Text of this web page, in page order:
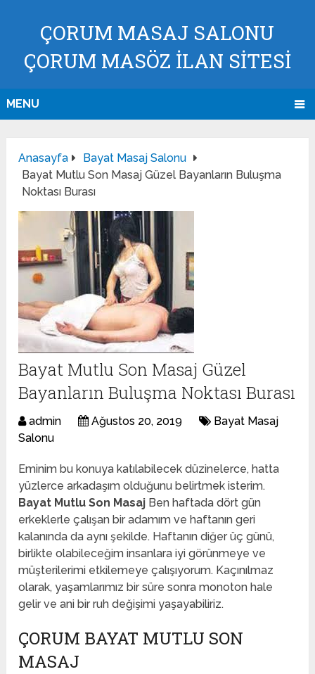
ÇORUM MASAJ SALONU
ÇORUM MASÖZ İLAN SİTESİ
MENU
Anasayfa
Bayat Masaj Salonu
Bayat Mutlu Son Masaj Güzel Bayanların Buluşma
Noktası Burası
Bayat Mutlu Son Masaj Güzel
Bayanların Buluşma Noktası Burası
admin Ağustos 20, 2019
Bayat Masaj
Salonu
Eminim bu konuya katılabilecek düzinelerce, hatta
yüzlerce arkadaşım olduğunu belirtmek isterim.
Bayat Mutlu Son Masaj Ben haftada dört gün
erkeklerle çalışan bir adamım ve haftanın geri
kalanında da aynı şekilde. Haftanın diğer üç günü,
birlikte olabileceğim insanlara iyi görünmeye ve
müşterilerimi etkilemeye çalışıyorum. Kaçınılmaz
olarak, yaşamlarımız bir süre sonra monoton hale
gelir ve ani bir ruh değişimi yaşayabiliriz.
ÇORUM BAYAT MUTLU SON
MASAJ